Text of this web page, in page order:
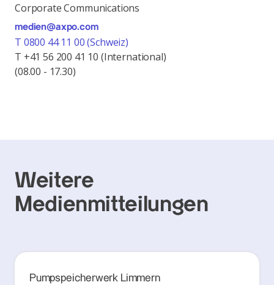
Corporate Communications
medien@axpo.com
T 0800 44 11 00 (Schweiz)
T +41 56 200 41 10 (International)
(08.00 - 17.30)
Weitere
Medienmitteilungen
Pumpspeicherwerk Limmern